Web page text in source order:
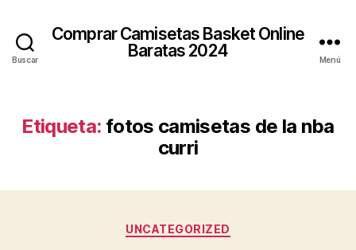
Buscar
Comprar Camisetas Basket Online
Baratas 2024
Menú
Etiqueta: fotos camisetas de la nba
curri
Categorías
UNCATEGORIZED